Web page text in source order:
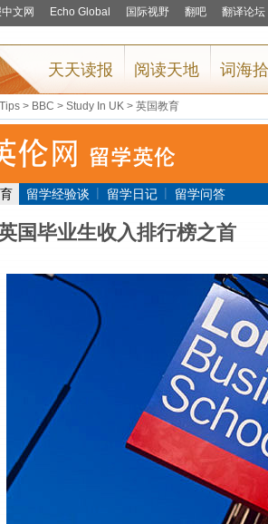
> BBC > Study In UK > 英国教育
留学经验谈 | 留学日记 | 留学问答
国毕业生收入排行榜之首